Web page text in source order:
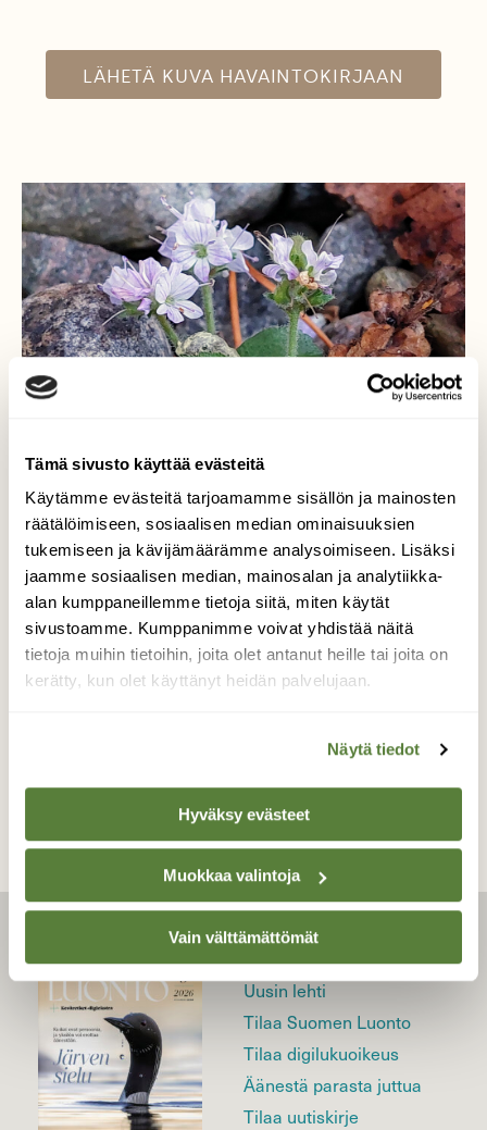
Tämä sivusto käyttää evästeitä
Käytämme evästeitä tarjoamamme sisällön ja mainosten
räätälöimiseen, sosiaalisen median ominaisuuksien
tukemiseen ja kävijämäärämme analysoimiseen. Lisäksi
jaamme sosiaalisen median, mainosalan ja analytiikka-
alan kumppaneillemme tietoja siitä, miten käytät
sivustoamme. Kumppanimme voivat yhdistää näitä
tietoja muihin tietoihin, joita olet antanut heille tai joita on
kerätty, kun olet käyttänyt heidän palvelujaan.
Näytä tiedot
Hyväksy evästeet
Muokkaa valintoja
Vain välttämättömät
LÄHETÄ KUVA HAVAINTOKIRJAAN
Rohtotädyke
Tämä rohtotädyke sinnittelee vielä.
Valokuvaaja: Tarja Naukkarinen, Savitaipale
29.10.2024
TAKAISIN LISTAAN
LEHTI
Uusin lehti
Tilaa Suomen Luonto
Tilaa digilukuoikeus
Äänestä parasta juttua
Tilaa uutiskirje